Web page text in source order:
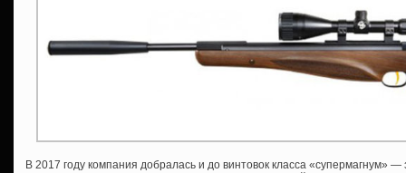
В 2017 году компания добралась и до винтовок класса «супермагнум»